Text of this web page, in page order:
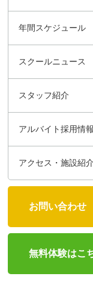
年間スケジュール
スクールニュース
スタッフ紹介
アルバイト採用情報
アクセス・施設紹介
お問い合わせ
無料体験はこ